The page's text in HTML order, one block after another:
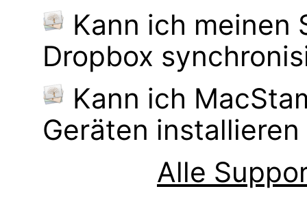
Kann ich meinen
Dropbox
Kann ich
Geräten
Alle